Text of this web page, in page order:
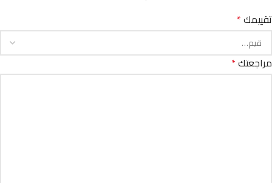
تقييمك*
مراجعتك*